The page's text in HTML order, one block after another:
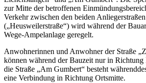
zur Mitte der betroffenen
Verkehr zwischen den beiden
(„Heusweilerstraße“) wird während der
Wege-Ampelanlage geregelt.
Anwohnerinnen und Anwohner der Straße
können während der Bauzeit nur in
die Straße „Am Gumbert“ besteht
eine Verbindung in Richtung Ortsmitte.